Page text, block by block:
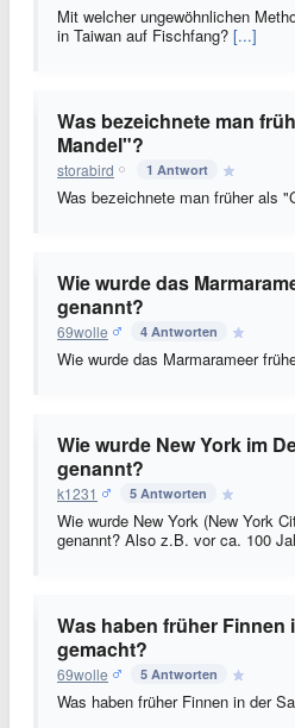
Mit welcher ungewöhnlichen
in Taiwan auf Fischfang? [...]
Was bezeichnete man
Mandel"?
storabird 1 Antwort
Was bezeichnete man früher als
Wie wurde das
genannt?
69wolle 4 Antworten
Wie wurde das Marmarameer
Wie wurde New York im
genannt?
k1231 5 Antworten
Wie wurde New York (New York
genannt? Also z.B. vor ca. 100
Was haben früher Finnen
gemacht?
69wolle 5 Antworten
Was haben früher Finnen in der